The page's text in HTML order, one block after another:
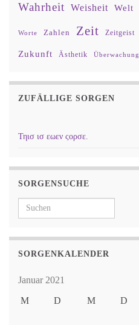
Wahrheit Weisheit Welt
Worte Zahlen Zeit Zeitgeist
Zukunft Ästhetik Überwachung
ZUFÄLLIGE SORGEN
Τηισ ισ εωεν ςορσε.
SORGENSUCHE
Search for:
SORGENKALENDER
Januar 2021
M
D M D